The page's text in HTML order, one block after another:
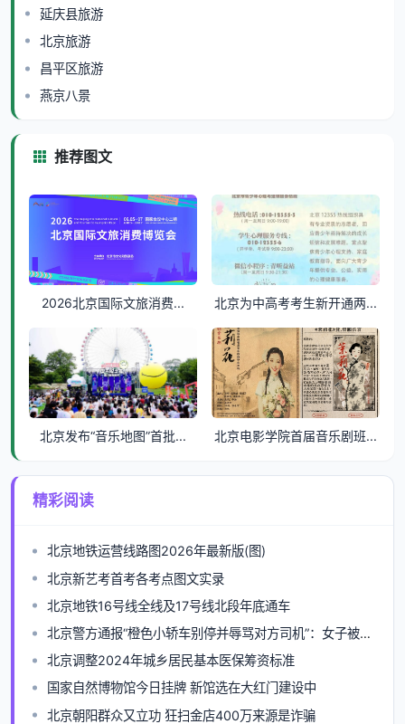
延庆县旅游
北京旅游
昌平区旅游
燕京八景
推荐图文
2026北京国际文旅消费... 北京为中高考考生新开通两...
北京发布“音乐地图”首批... 北京电影学院首届音乐剧班...
精彩阅读
北京地铁运营线路图2026年最新版(图)
北京新艺考首考各考点图文实录
北京地铁16号线全线及17号线北段年底通车
北京警方通报“橙色小轿车别停并辱骂对方司机”：女子被行拘
北京调整2024年城乡居民基本医保筹资标准
国家自然博物馆今日挂牌 新馆选在大红门建设中
北京朝阳群众又立功 狂扫金店400万来源是诈骗